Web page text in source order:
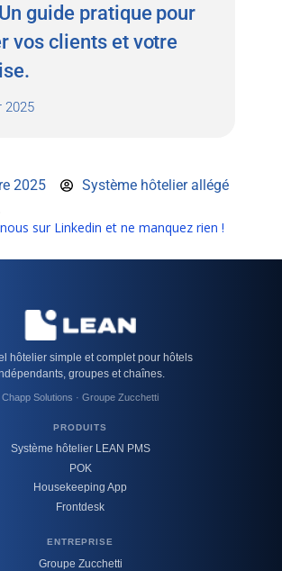
guide pratique pour
vos clients et votre
2025
2025 Système hôtelier allégé
sur Linkedin et ne manquez rien !
hôtelier simple et complet pour hôtels
groupes et chaînes.
Chapp Solutions · Groupe Zucchetti
PRODUITS
Système hôtelier LEAN PMS
POK
Housekeeping App
Frontdesk
ENTREPRISE
Groupe Zucchetti